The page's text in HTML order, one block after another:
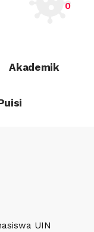
0
Akademik
UIN